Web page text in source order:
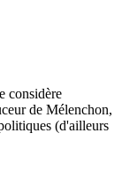
considère
de Mélenchon,
(d'ailleurs